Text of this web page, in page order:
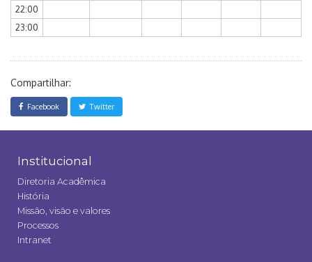
22:00
23:00
Compartilhar:
Facebook Twitter
Institucional
Diretoria Acadêmica
História
Missão, visão e valores
Processos
Intranet